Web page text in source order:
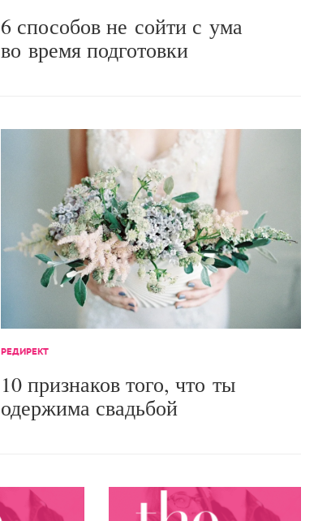
6 способов не сойти с ума
во время подготовки
РЕДИРЕКТ
10 признаков того, что ты
одержима свадьбой